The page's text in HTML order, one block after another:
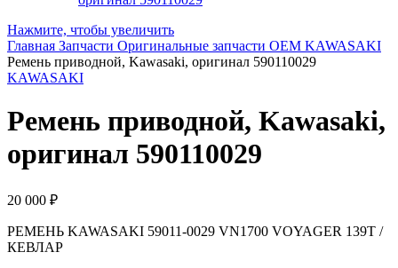
Нажмите, чтобы увеличить
Главная Запчасти Оригинальные запчасти OEM KAWASAKI
Ремень приводной, Kawasaki, оригинал 590110029
KAWASAKI
Ремень приводной, Kawasaki,
оригинал 590110029
20 000 ₽
РЕМЕНЬ KAWASAKI 59011-0029 VN1700 VOYAGER 139T /
КЕВЛАР